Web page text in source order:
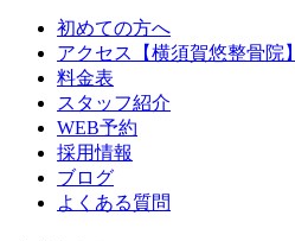
初めての方へ
アクセス【横須賀悠整骨院】
料金表
スタッフ紹介
WEB予約
採用情報
ブログ
よくある質問